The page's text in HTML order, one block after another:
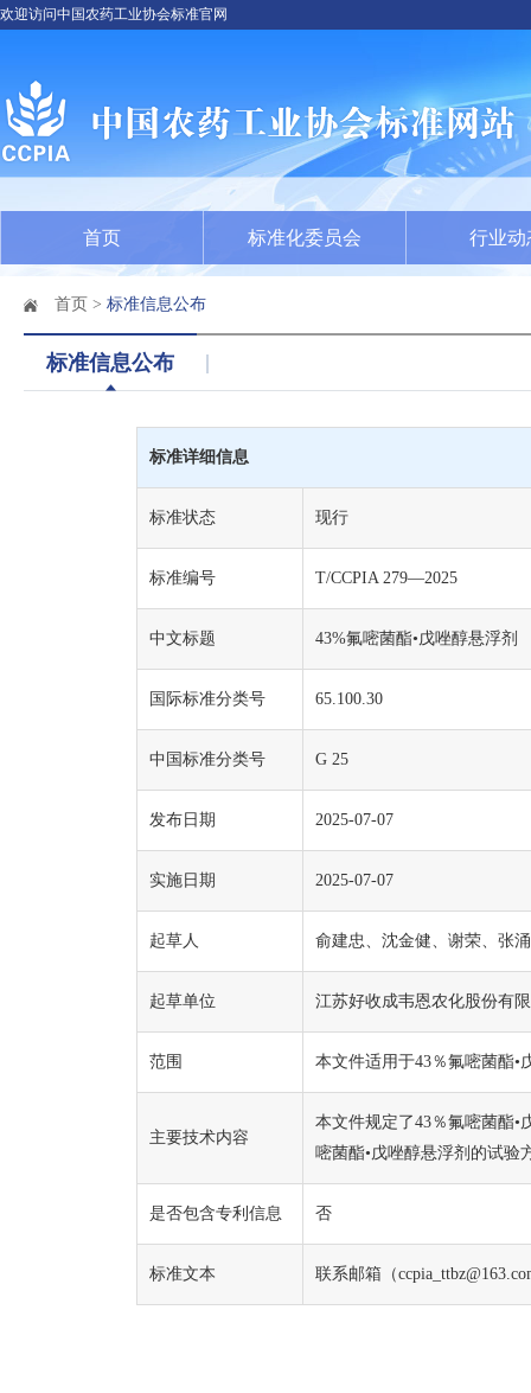
欢迎访问中国农药工业协会标准官网
首页 标准化委员会 行业动
首页 > 标准信息公布
标准信息公布
标准详细信息
标准状态 现行
标准编号 T/CCPIA 279—2025
中文标题 43%氟嘧菌酯•戊唑醇悬浮剂
国际标准分类号 65.100.30
中国标准分类号 G 25
发布日期 2025-07-07
实施日期 2025-07-07
起草人 俞建忠、沈金健、谢荣、张
起草单位 江苏好收成韦恩农化股份有
范围 本文件适用于43％氟嘧菌酯•
主要技术内容
本文件规定了43％氟嘧菌酯
嘧菌酯•戊唑醇悬浮剂的试验
是否包含专利信息 否
标准文本 联系邮箱（